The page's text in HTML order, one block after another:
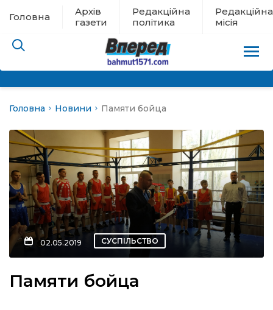
Головна
Архів
газети
Редакційна
політика
Редакційна
місія
евакуації
новини
Головна Новини Памяти бойца
02.05.2019 СУСПІЛЬСТВО
Памяти бойца